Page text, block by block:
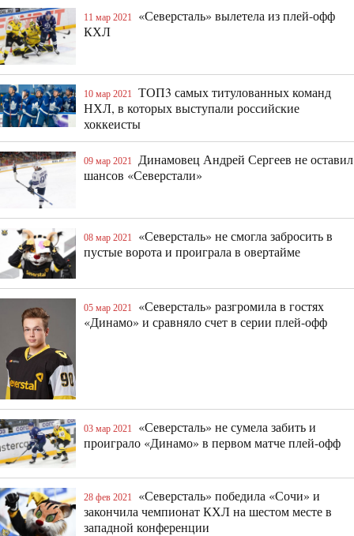
11 мар 2021
«Северсталь» вылетела из плей-офф
КХЛ
10 мар 2021
ТОП3 самых титулованных команд
НХЛ, в которых выступали российские
хоккеисты
09 мар 2021
Динамовец Андрей Сергеев не оставил
шансов «Северстали»
08 мар 2021
«Северсталь» не смогла забросить в
пустые ворота и проиграла в овертайме
05 мар 2021
«Северсталь» разгромила в гостях
«Динамо» и сравняло счет в серии плей-офф
03 мар 2021
«Северсталь» не сумела забить и
проиграло «Динамо» в первом матче плей-офф
28 фев 2021
«Северсталь» победила «Сочи» и
закончила чемпионат КХЛ на шестом месте в
западной конференции